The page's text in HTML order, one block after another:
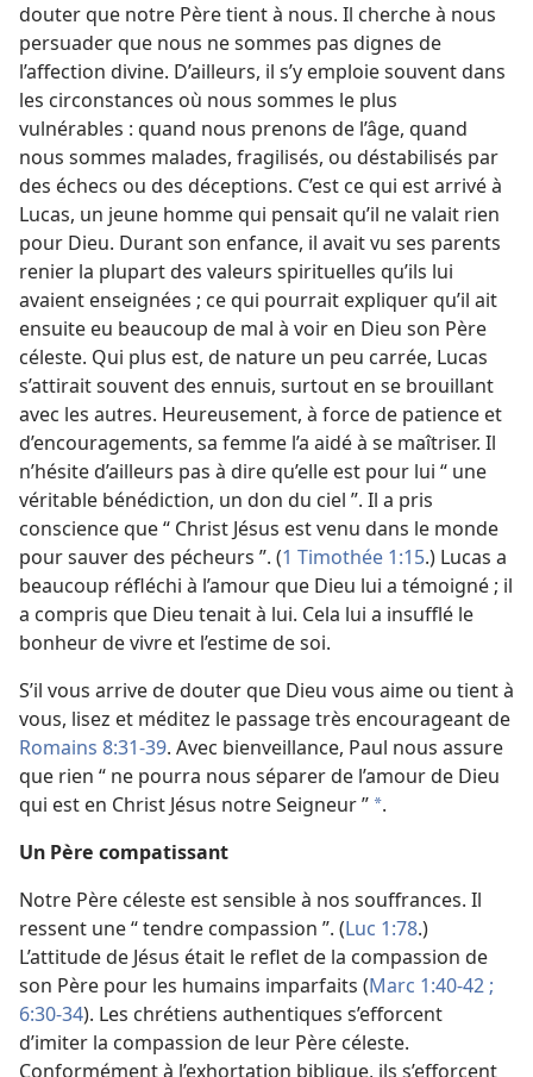
douter que notre Père tient à nous. Il cherche à nous
persuader que nous ne sommes pas dignes de
l’affection divine. D’ailleurs, il s’y emploie souvent dans
les circonstances où nous sommes le plus
vulnérables : quand nous prenons de l’âge, quand
nous sommes malades, fragilisés, ou déstabilisés par
des échecs ou des déceptions. C’est ce qui est arrivé à
Lucas, un jeune homme qui pensait qu’il ne valait rien
pour Dieu. Durant son enfance, il avait vu ses parents
renier la plupart des valeurs spirituelles qu’ils lui
avaient enseignées ; ce qui pourrait expliquer qu’il ait
ensuite eu beaucoup de mal à voir en Dieu son Père
céleste. Qui plus est, de nature un peu carrée, Lucas
s’attirait souvent des ennuis, surtout en se brouillant
avec les autres. Heureusement, à force de patience et
d’encouragements, sa femme l’a aidé à se maîtriser. Il
n’hésite d’ailleurs pas à dire qu’elle est pour lui “ une
véritable bénédiction, un don du ciel ”. Il a pris
conscience que “ Christ Jésus est venu dans le monde
pour sauver des pécheurs ”. (1 Timothée 1:15.) Lucas a
beaucoup réfléchi à l’amour que Dieu lui a témoigné ; il
a compris que Dieu tenait à lui. Cela lui a insufflé le
bonheur de vivre et l’estime de soi.
S’il vous arrive de douter que Dieu vous aime ou tient à
vous, lisez et méditez le passage très encourageant de
Romains 8:31-39. Avec bienveillance, Paul nous assure
que rien “ ne pourra nous séparer de l’amour de Dieu
qui est en Christ Jésus notre Seigneur ” *.
Un Père compatissant
Notre Père céleste est sensible à nos souffrances. Il
ressent une “ tendre compassion ”. (Luc 1:78.)
L’attitude de Jésus était le reflet de la compassion de
son Père pour les humains imparfaits (Marc 1:40-42 ;
6:30-34). Les chrétiens authentiques s’efforcent
d’imiter la compassion de leur Père céleste.
Conformément à l’exhortation biblique, ils s’efforcent